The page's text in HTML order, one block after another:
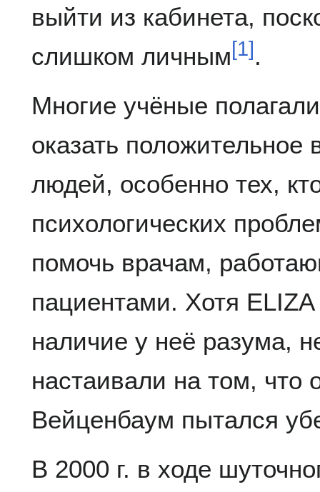
выйти из кабинета,
слишком личным[1] .
Многие учёные
оказать положительное
людей, особенно тех,
психологических
помочь врачам,
пациентами. Хотя
наличие у неё разума,
настаивали на том, что
Вейценбаум пытался
В 2000 г. в ходе